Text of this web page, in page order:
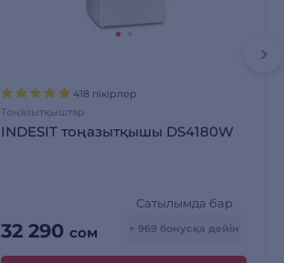
418 пікірлер
Тоңазытқыштар
INDESIT тоңазытқышы DS4180W
32 290 сом
Сатылымда бар
+ 969 бонусқа дейін